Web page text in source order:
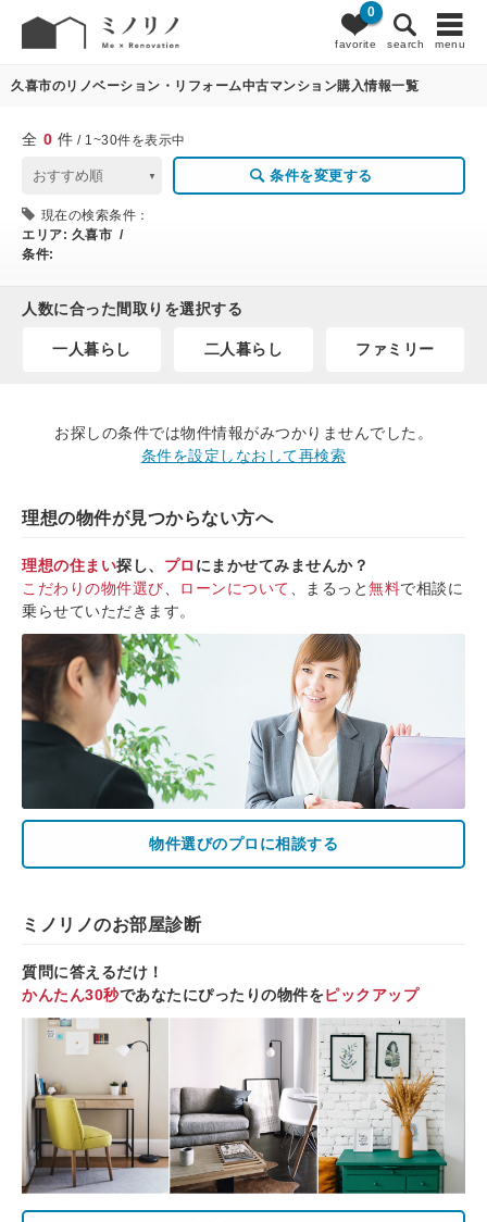
favorite
0
search menu
0 条件変更
久喜市のリノベーション・リフォーム中古マンション購入情報一覧
全 0 件 / 1~30件を表示中
条件を変更する
現在の検索条件：
エリア: 久喜市 /
条件:
人数に合った間取りを選択する
一人暮らし 二人暮らし ファミリー
お探しの条件では物件情報がみつかりませんでした。
条件を設定しなおして再検索
理想の物件が見つからない方へ
理想の住まい探し、 プロ にまかせてみませんか？
こだわりの物件選び
ローンについて 、まるっと無料で相談に
乗らせていただきます。
物件選びのプロに相談する
ミノリノのお部屋診断
質問に答えるだけ！
かんたん30秒であなたにぴったりの物件をピックアップ